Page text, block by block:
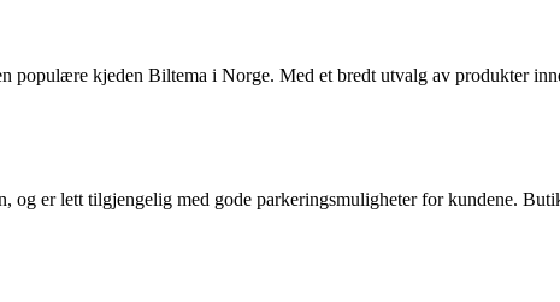
populære kjeden Biltema i Norge. Med et bredt utvalg av produkter
og er lett tilgjengelig med gode parkeringsmuligheter for kundene.